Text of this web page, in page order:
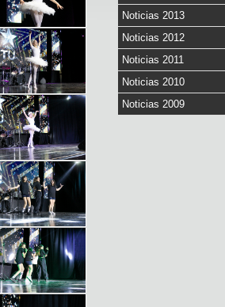
Noticias 2013
Noticias 2012
Noticias 2011
Noticias 2010
Noticias 2009